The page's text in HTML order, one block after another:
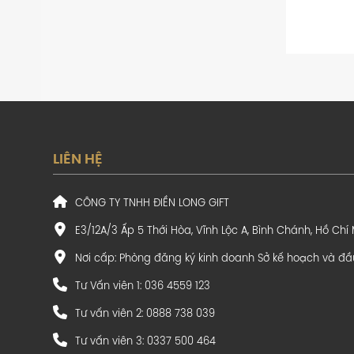
LIÊN HỆ
CÔNG TY TNHH ĐIỀN LONG GIFT
E3/12A/3 Ấp 5 Thới Hòa, Vĩnh Lộc A, Bình Chánh, Hồ Chí
Nơi cấp: Phòng đăng ký kinh doanh Sở kế hoạch và
Tư Vấn viên 1: 036 4559 123
Tư vấn viên 2: 0888 738 039
Tư vấn viên 3: 0337 500 464